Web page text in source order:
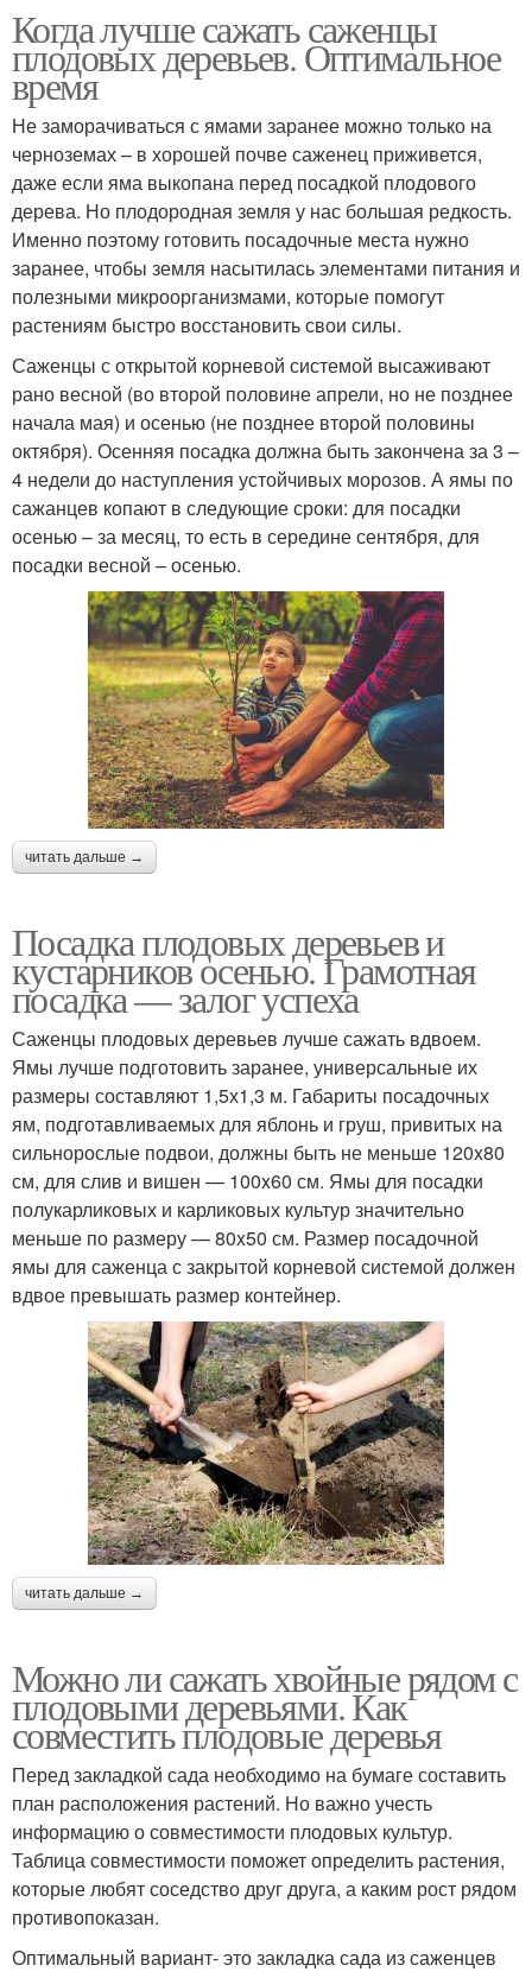
Когда лучше сажать саженцы
плодовых деревьев. Оптимальное
время
Не заморачиваться с ямами заранее можно только на
черноземах – в хорошей почве саженец приживется,
даже если яма выкопана перед посадкой плодового
дерева. Но плодородная земля у нас большая редкость.
Именно поэтому готовить посадочные места нужно
заранее, чтобы земля насытилась элементами питания и
полезными микроорганизмами, которые помогут
растениям быстро восстановить свои силы.
Саженцы с открытой корневой системой высаживают
рано весной (во второй половине апрели, но не позднее
начала мая) и осенью (не позднее второй половины
октября). Осенняя посадка должна быть закончена за 3 –
4 недели до наступления устойчивых морозов. А ямы по
сажанцев копают в следующие сроки: для посадки
осенью – за месяц, то есть в середине сентября, для
посадки весной – осенью.
читать дальше →
Посадка плодовых деревьев и
кустарников осенью. Грамотная
посадка — залог успеха
Саженцы плодовых деревьев лучше сажать вдвоем.
Ямы лучше подготовить заранее, универсальные их
размеры составляют 1,5х1,3 м. Габариты посадочных
ям, подготавливаемых для яблонь и груш, привитых на
сильнорослые подвои, должны быть не меньше 120x80
см, для слив и вишен — 100x60 см. Ямы для посадки
полукарликовых и карликовых культур значительно
меньше по размеру — 80x50 см. Размер посадочной
ямы для саженца с закрытой корневой системой должен
вдвое превышать размер контейнер.
читать дальше →
Можно ли сажать хвойные рядом с
плодовыми деревьями. Как
совместить плодовые деревья
Перед закладкой сада необходимо на бумаге составить
план расположения растений. Но важно учесть
информацию о совместимости плодовых культур.
Таблица совместимости поможет определить растения,
которые любят соседство друг друга, а каким рост рядом
противопоказан.
Оптимальный вариант- это закладка сада из саженцев